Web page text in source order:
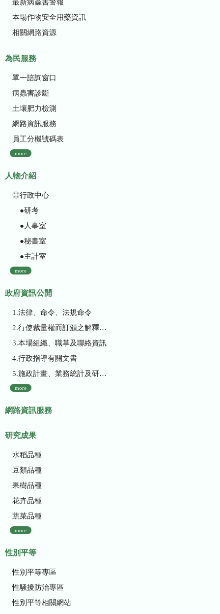
最新病蟲害警報
本場作物安全用藥資訊
相關網路資源
為民服務
單一諮詢窗口
病蟲害診斷
土壤肥力檢測
網路資訊服務
員工分機號碼表
more
人物介紹
◎行政中心
●研考
●人事室
●秘書室
●主計室
more
政府資訊公開
1.法律、命令、法規命令
2.行使裁量權而訂頒之解釋性規定及裁量基準
3.本場組織、職掌及聯絡資訊
4.行政指導有關文書
5.施政計畫、業務統計及研究報告
more
網路資訊服務
研究成果
水稻品種
豆類品種
果樹品種
花卉品種
蔬菜品種
more
性別平等
性別平等專區
性騷擾防治專區
性別平等相關網站